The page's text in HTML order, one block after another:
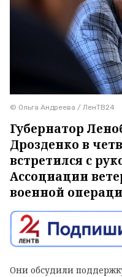
© Ольга Андреева / ЛенТВ24
Губернатор
Дрозденко в
встретился с
Ассоциации
военной
Они обсудили